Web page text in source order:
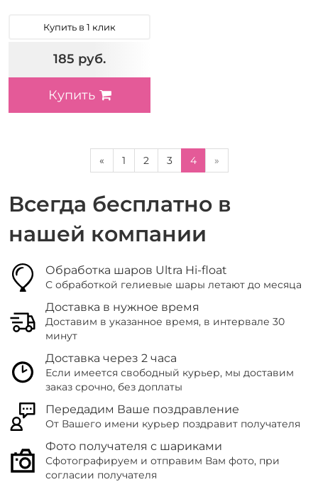
Купить в 1 клик
185 руб.
Купить
« 1 2 3 4 »
Всегда бесплатно в
нашей компании
Обработка шаров Ultra Hi-float
С обработкой гелиевые шары летают до месяца
Доставка в нужное время
Доставим в указанное время, в интервале 30
минут
Доставка через 2 часа
Если имеется свободный курьер, мы доставим
заказ срочно, без доплаты
Передадим Ваше поздравление
От Вашего имени курьер поздравит получателя
Фото получателя с шариками
Сфотографируем и отправим Вам фото, при
согласии получателя